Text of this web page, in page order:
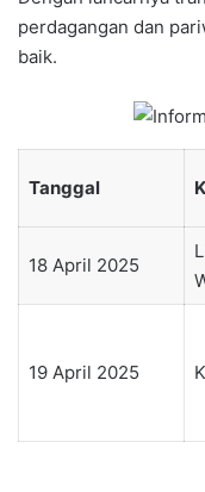
perdagangan dan
baik.
Tanggal
18 April 2025
19 April 2025